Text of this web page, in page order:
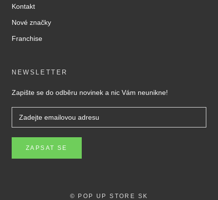
Kontakt
Nové značky
Franchise
NEWSLETTER
Zapište se do odběru novinek a nic Vám neunikne!
ZAPSAT SE
© POP UP STORE SK